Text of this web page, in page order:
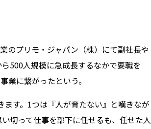
のプリモ・ジャパン（株）にて副社長や
500人規模に急成長するなかで要職を
業に繋がったという。
ます。1つは『人が育たない』と嘆きなが
切って仕事を部下に任せるも、任せた人